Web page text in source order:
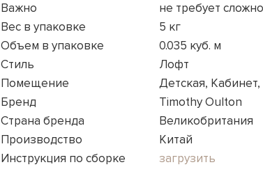
Важно
не требует
Вес в упаковке
5 кг
Объем в упаковке
0.035 куб. м
Стиль
Лофт
Помещение
Детская, Кабинет,
Бренд
Timothy Oulton
Страна бренда
Великобритания
Производство
Китай
Инструкция по сборке
загрузить